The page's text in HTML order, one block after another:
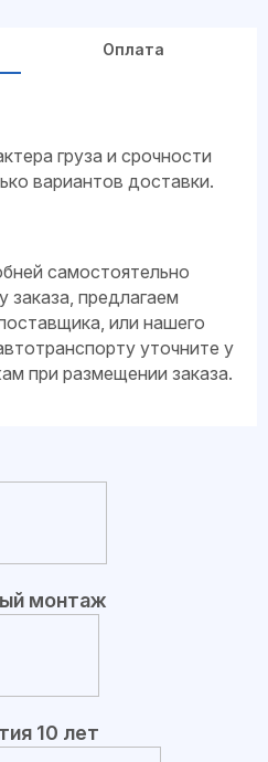
Оплата
груза и срочности
вариантов доставки.
самостоятельно
заказа, предлагаем
или нашего
уточните у
при размещении заказа.
монтаж
10 лет